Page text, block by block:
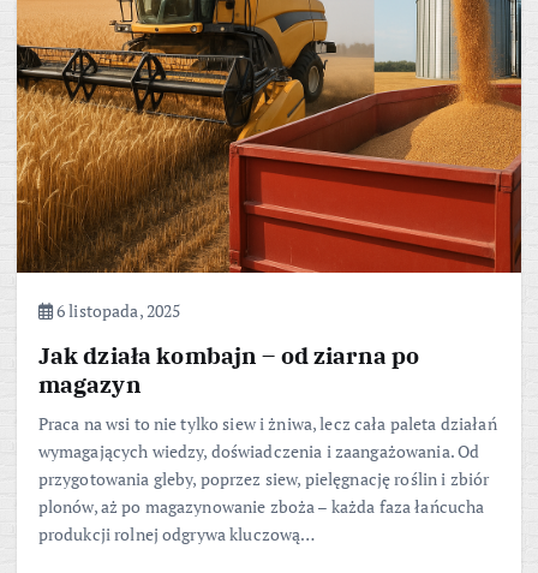
6 listopada, 2025
Jak działa kombajn – od ziarna po
magazyn
Praca na wsi to nie tylko siew i żniwa, lecz cała paleta działań
wymagających wiedzy, doświadczenia i zaangażowania. Od
przygotowania gleby, poprzez siew, pielęgnację roślin i zbiór
plonów, aż po magazynowanie zboża – każda faza łańcucha
produkcji rolnej odgrywa kluczową…